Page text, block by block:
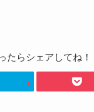
たらシェアしてね！